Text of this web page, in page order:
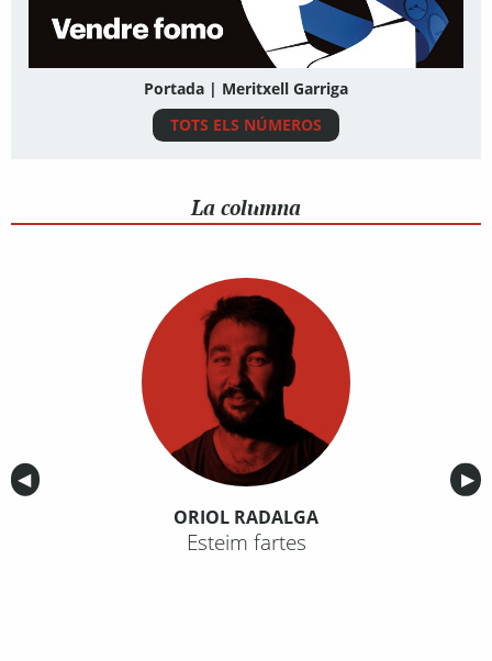
Portada | Meritxell Garriga
TOTS ELS NÚMEROS
La columna
Anterior
◀︎ ▶︎
ORIOL RADALGA
Esteim fartes